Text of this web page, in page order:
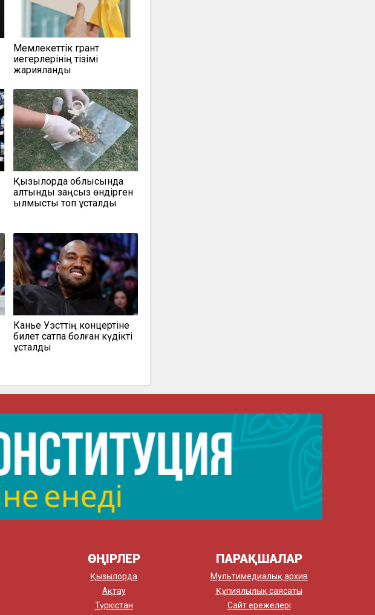
Мемлекеттік грант
иегерлерінің тізімі
жарияланды
Қызылорда облысында
алтынды заңсыз өндірген
қылмыстық топ ұсталды
Канье Уэсттің концертіне
билет сатпақ болған күдікті
ұсталды
ӨҢІРЛЕР
Қызылорда
Ақтау
Түркістан
ПАРАҚШАЛАР
Мультимедиалық архив
Құпиялылық саясаты
Сайт ережелері